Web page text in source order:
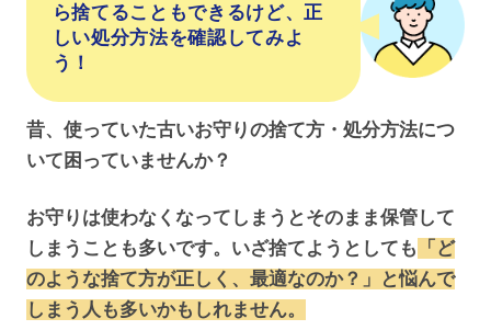
ら捨てることもできるけど、正
しい処分方法を確認してみよ
う！
昔、使っていた古いお守りの捨て方・処分方法につ
いて困っていませんか？
お守りは使わなくなってしまうとそのまま保管して
しまうことも多いです。いざ捨てようとしても 「ど
のような捨て方が正しく、最適なのか？」と悩んで
しまう人も多いかもしれません。